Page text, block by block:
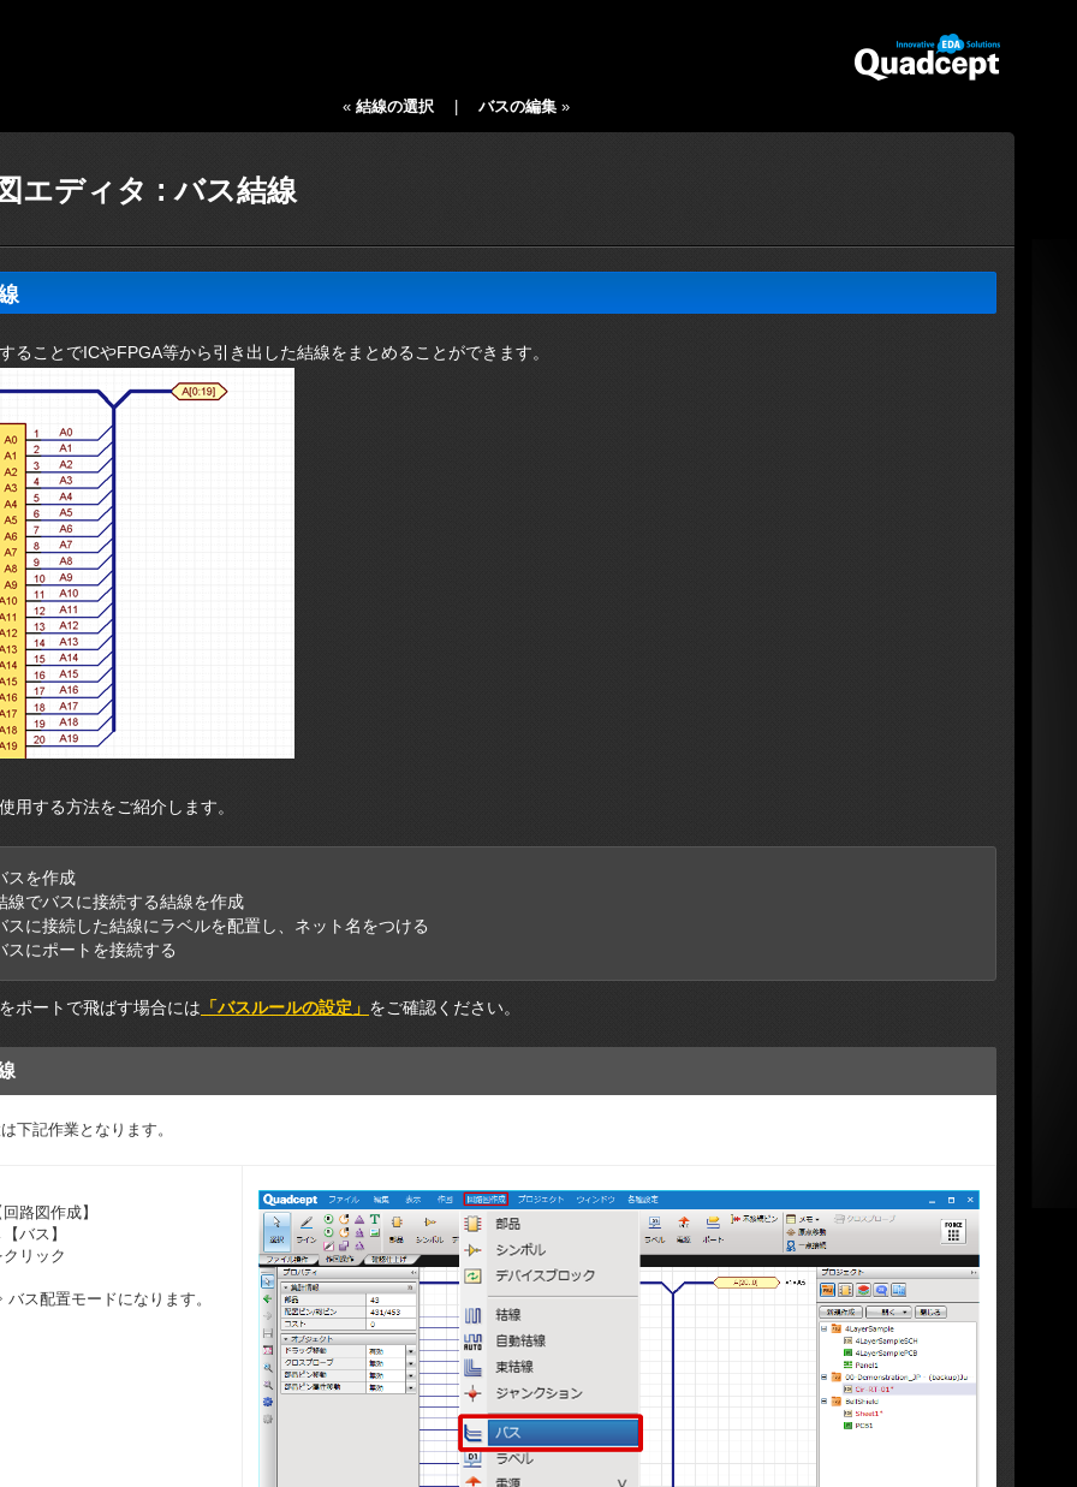
« 結線の選択| バスの編集»
エディタ : バス結線
ることでICやFPGA等から引き出した結線をまとめることができます。
用する方法をご紹介します。
スを作成
線でバスに接続する結線を作成
スに接続した結線にラベルを配置し、ネット名をつける
スにポートを接続する
ポートで飛ばす場合には 「バスルールの設定」 をご確認ください。
下記作業となります。
路図作成】
バス】
クリック
ス配置モードになります。